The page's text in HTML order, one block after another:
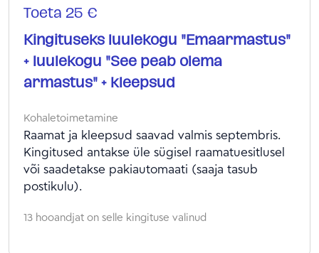
Toeta 25 €
Kingituseks luulekogu "Emaarmastus"
+ luulekogu "See peab olema
armastus" + kleepsud
Kohaletoimetamine
Raamat ja kleepsud saavad valmis septembris.
Kingitused antakse üle sügisel raamatuesitlusel
või saadetakse pakiautomaati (saaja tasub
postikulu).
13 hooandjat on selle kingituse valinud